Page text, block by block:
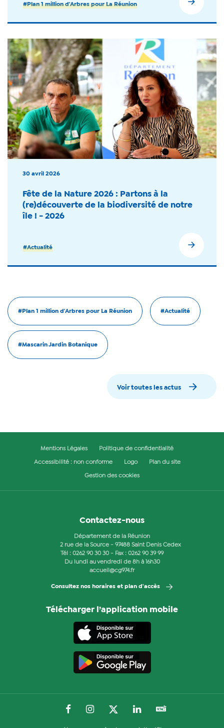
#Plan 1 million d'Arbres pour La Réunion
30 avril 2026
Fête de la Nature 2026 : Partons à la
(re)découverte de la biodiversité de notre
île ! - 2026
#Actualité
#Plan 1 million d'Arbres pour La Réunion #Actualité
#Mascarin Jardin Botanique
Voir toutes les actus
Mentions Légales Politique de confidentialité
Accessibilité : non conforme Logo Plan du site
Gestion des cookies
Contactez-nous
Département de la Réunion
2 rue de la Source - 97488 Saint Denis Cedex
Tél : 0262 90 30 30 - Fax : 0262 90 39 99
Du lundi au vendredi de 8h à 16h30
accueil@cg974.fr
Consultez nos horaires et plan d'accès
Télécharger l’application mobile